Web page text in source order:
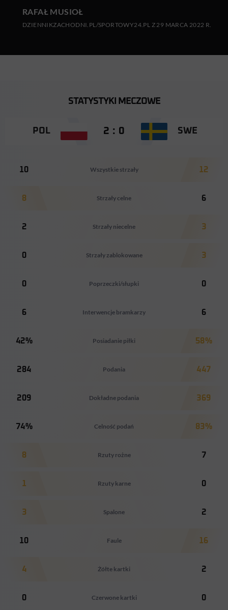
RAFAŁ MUSIOŁ
DZIENNIKZACHODNI.PL/SPORTOWY24.PL Z 29 MARCA 2022 R.
STATYSTYKI MECZOWE
POL 2 : 0 SWE
10 Wszystkie strzały 12
8 Strzały celne 6
2 Strzały niecelne 3
0 Strzały zablokowane 3
0 Poprzeczki/słupki 0
6 Interwencje bramkarzy 6
42% Posiadanie piłki 58%
284 Podania 447
209 Dokładne podania 369
74% Celność podań 83%
8 Rzuty rożne 7
1 Rzuty karne 0
3 Spalone 2
10 Faule 16
4 Żółte kartki 2
0 Czerwone kartki 0